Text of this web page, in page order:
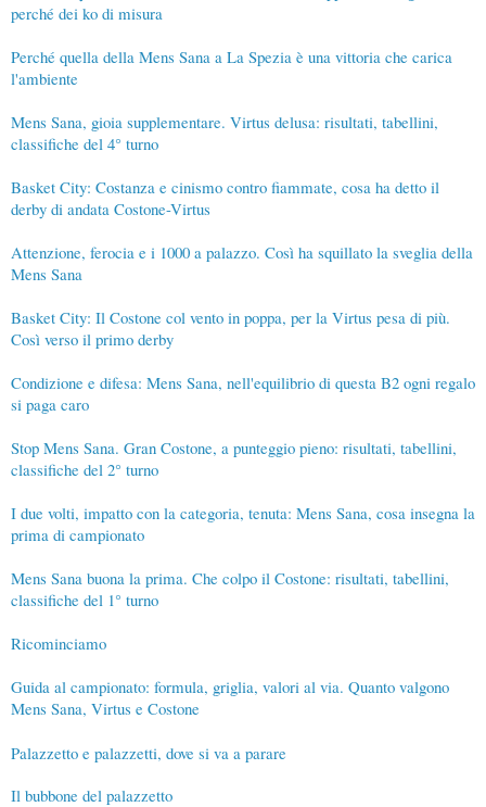
perché dei ko di misura
Perché quella della Mens Sana a La Spezia è una vittoria che carica
l'ambiente
Mens Sana, gioia supplementare. Virtus delusa: risultati, tabellini,
classifiche del 4° turno
Basket City: Costanza e cinismo contro fiammate, cosa ha detto il
derby di andata Costone-Virtus
Attenzione, ferocia e i 1000 a palazzo. Così ha squillato la sveglia della
Mens Sana
Basket City: Il Costone col vento in poppa, per la Virtus pesa di più.
Così verso il primo derby
Condizione e difesa: Mens Sana, nell'equilibrio di questa B2 ogni regalo
si paga caro
Stop Mens Sana. Gran Costone, a punteggio pieno: risultati, tabellini,
classifiche del 2° turno
I due volti, impatto con la categoria, tenuta: Mens Sana, cosa insegna la
prima di campionato
Mens Sana buona la prima. Che colpo il Costone: risultati, tabellini,
classifiche del 1° turno
Ricominciamo
Guida al campionato: formula, griglia, valori al via. Quanto valgono
Mens Sana, Virtus e Costone
Palazzetto e palazzetti, dove si va a parare
Il bubbone del palazzetto